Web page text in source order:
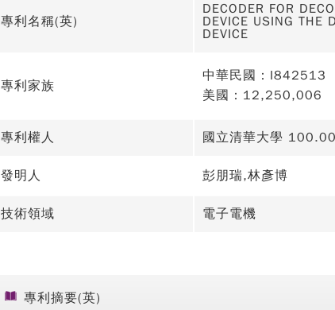
專利名稱(英)
DECODER FOR
DEVICE USING THE
DEVICE
專利家族
中華民國：I842513
美國：12,250,006
專利權人 國立清華大學
發明人 彭朋瑞,林彥博
技術領域 電子電機
專利摘要(英)